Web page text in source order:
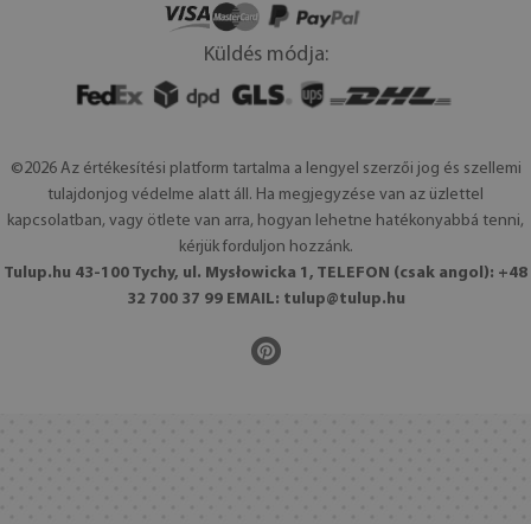
Küldés módja:
©2026 Az értékesítési platform tartalma a lengyel szerzői jog és szellemi
tulajdonjog védelme alatt áll. Ha megjegyzése van az üzlettel
kapcsolatban, vagy ötlete van arra, hogyan lehetne hatékonyabbá tenni,
kérjük forduljon hozzánk.
Tulup.hu 43-100 Tychy, ul. Mysłowicka 1, TELEFON (csak angol): +48
32 700 37 99 EMAIL: tulup@tulup.hu